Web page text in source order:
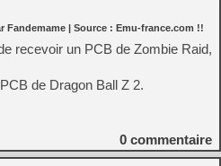
Fandemame | Source : Emu-france.com !!
recevoir un PCB de Zombie Raid,
de Dragon Ball Z 2.
0 commentaire